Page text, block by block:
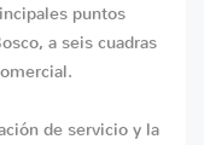
puntos
a seis cuadras
de servicio y la